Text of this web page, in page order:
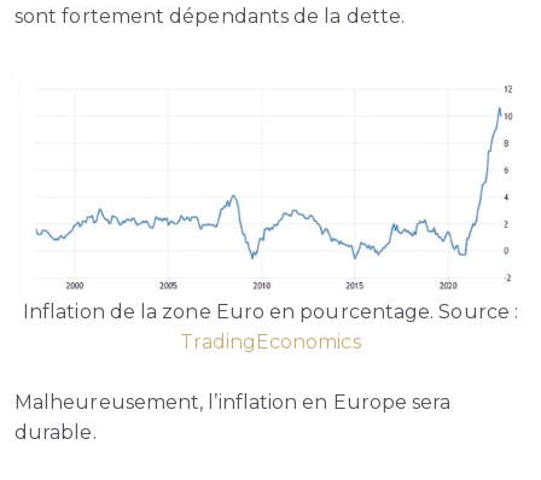
sont fortement dépendants de la dette.
Inflation de la zone Euro en pourcentage. Source :
TradingEconomics
Malheureusement, l’inflation en Europe sera
durable.